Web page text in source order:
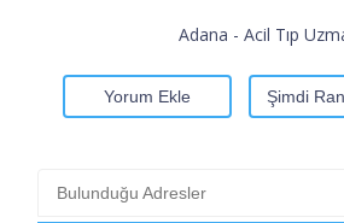
Adana - Acil Tıp
Yorum Ekle Şimdi
Bulunduğu Adresler